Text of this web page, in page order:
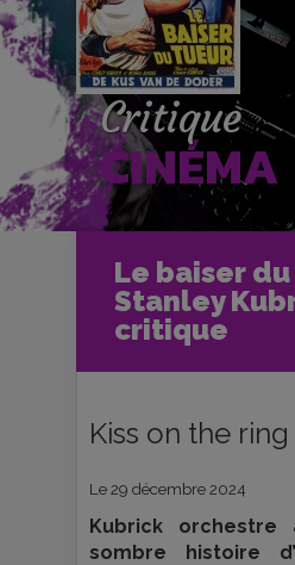
Critique
CINÉMA
Le baiser
Stanley
critique
Accueil
Cinéma
Critiques et fiches
Le baiser du tueur -
critique
Kiss on the ring
Le 29 décembre 2024
Kubrick orchestre
sombre histoire